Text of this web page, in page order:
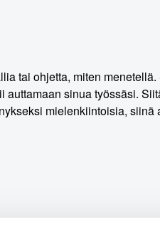
tai ohjetta, miten
sinua työssäsi.
mielenkiintoisia, siinä